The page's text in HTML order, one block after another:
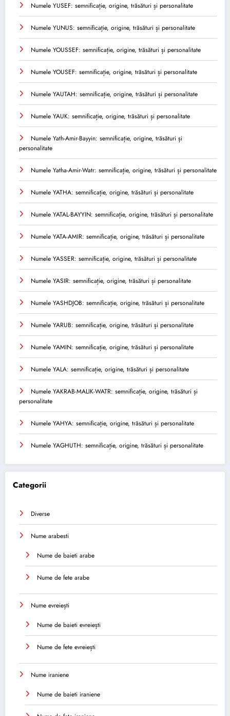
Numele YUSEF: semnificație, origine, trăsături și personalitate
Numele YUNUS: semnificație, origine, trăsături și personalitate
Numele YOUSSEF: semnificație, origine, trăsături și personalitate
Numele YOUSEF: semnificație, origine, trăsături și personalitate
Numele YAUTAH: semnificație, origine, trăsături și personalitate
Numele YAUK: semnificație, origine, trăsături și personalitate
Numele Yath-Amir-Bayyin: semnificație, origine, trăsături și
personalitate
Numele Yatha-Amir-Watr: semnificație, origine, trăsături și personalitate
Numele YATHA: semnificație, origine, trăsături și personalitate
Numele YATAL-BAYYIN: semnificație, origine, trăsături și personalitate
Numele YATA-AMIR: semnificație, origine, trăsături și personalitate
Numele YASSER: semnificație, origine, trăsături și personalitate
Numele YASIR: semnificație, origine, trăsături și personalitate
Numele YASHDJOB: semnificație, origine, trăsături și personalitate
Numele YARUB: semnificație, origine, trăsături și personalitate
Numele YAMIN: semnificație, origine, trăsături și personalitate
Numele YALA: semnificație, origine, trăsături și personalitate
Numele YAKRAB-MALIK-WATR: semnificație, origine, trăsături și
personalitate
Numele YAHYA: semnificație, origine, trăsături și personalitate
Numele YAGHUTH: semnificație, origine, trăsături și personalitate
Categorii
Diverse
Nume arabesti
Nume de baieti arabe
Nume de fete arabe
Nume evreiești
Nume de baieti evreiești
Nume de fete evreiești
Nume iraniene
Nume de baieti iraniene